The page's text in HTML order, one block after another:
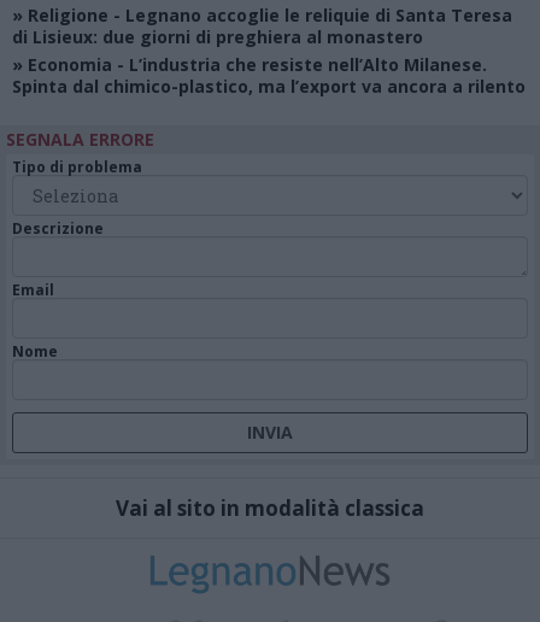
» Religione - Legnano accoglie le reliquie di Santa Teresa
di Lisieux: due giorni di preghiera al monastero
» Economia - L’industria che resiste nell’Alto Milanese.
Spinta dal chimico-plastico, ma l’export va ancora a rilento
SEGNALA ERRORE
Tipo di problema
Descrizione
Email
Nome
Vai al sito in modalità classica